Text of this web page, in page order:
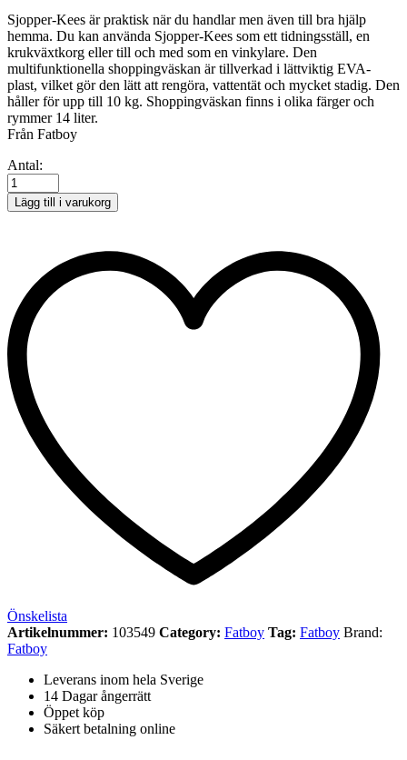
Sjopper-Kees är praktisk när du handlar men även till bra hjälp
hemma. Du kan använda Sjopper-Kees som ett tidningsställ, en
krukväxtkorg eller till och med som en vinkylare. Den
multifunktionella shoppingväskan är tillverkad i lättviktig EVA-
plast, vilket gör den lätt att rengöra, vattentät och mycket stadig. Den
håller för upp till 10 kg. Shoppingväskan finns i olika färger och
rymmer 14 liter.
Från Fatboy
FATBOY
Sjopper-
Kees
Väska
Antal:
Lägg till i varukorg
Önskelista
Artikelnummer: 103549 Category: Fatboy Tag: Fatboy Brand:
Fatboy
Leverans inom hela Sverige
14 Dagar ångerrätt
Öppet köp
Säkert betalning online